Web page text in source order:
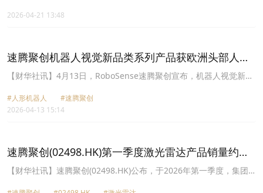
金宏气体上涨12.61%，新益昌上涨3.93%。
2026-04-21 13:48
速腾聚创机器人视觉新品类系列产品获欧洲头部人形
机器人企业规模化订单
​【财华社讯】4月13日，RoboSense速腾聚创宣布，机器人视觉新品
单，将于2026年内实现量产交付。
#人形机器人
#速腾聚创
2026-04-13 15:14
速腾聚创(02498.HK)第一季度激光雷达产品销量约
33.03万台
【财华社讯】速腾聚创(02498.HK)公布，于2026年第一季度，集团